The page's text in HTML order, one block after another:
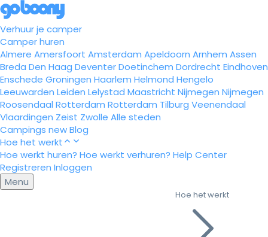
Verhuur je camper
Camper huren
Almere Amersfoort Amsterdam Apeldoorn Arnhem Assen
Breda Den Haag DeventerDoetinchem Dordrecht Eindhoven
Enschede Groningen Haarlem Helmond Hengelo
Leeuwarden Leiden Lelystad Maastricht Nijmegen Nijmegen
Roosendaal Rotterdam Rotterdam Tilburg Veenendaal
Vlaardingen Zeist Zwolle Alle steden
Campings newBlog
Hoe het werkt
Hoe werkt huren? Hoe werkt verhuren? Help Center
Registreren Inloggen
Menu
Hoe het werkt